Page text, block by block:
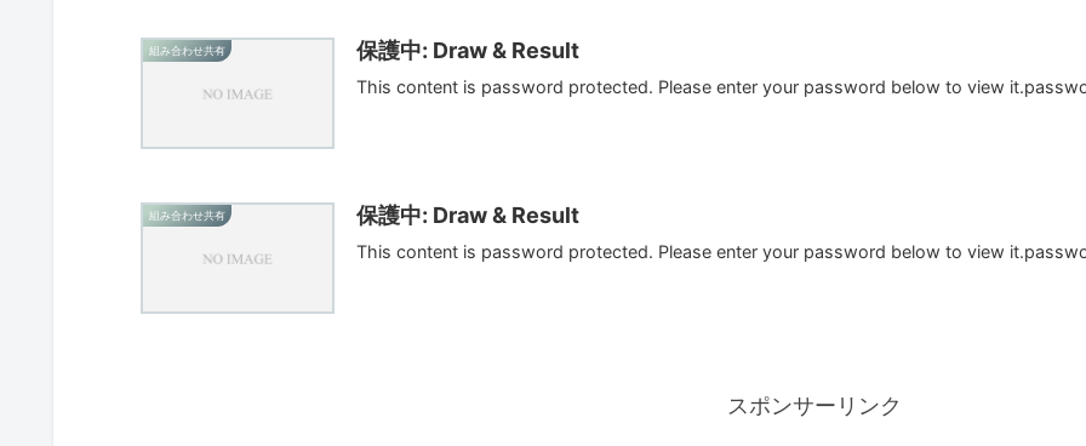
組み合わせ共有 保護中: Draw & Result
This content is password protected. Please enter your password below to view
組み合わせ共有 保護中: Draw & Result
This content is password protected. Please enter your password below to view
スポンサーリンク